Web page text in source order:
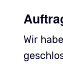
Wir